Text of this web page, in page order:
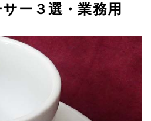
ー３選・業務用